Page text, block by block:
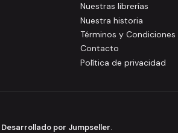
Nuestras librerías
Nuestra historia
Términos y Condiciones
Contacto
Política de privacidad
Desarrollado por Jumpseller.